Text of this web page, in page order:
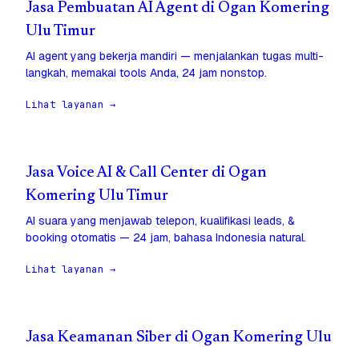
Jasa Pembuatan AI Agent di Ogan Komering
Ulu Timur
AI agent yang bekerja mandiri — menjalankan tugas multi-
langkah, memakai tools Anda, 24 jam nonstop.
Lihat layanan →
Jasa Voice AI & Call Center di Ogan
Komering Ulu Timur
AI suara yang menjawab telepon, kualifikasi leads, &
booking otomatis — 24 jam, bahasa Indonesia natural.
Lihat layanan →
Jasa Keamanan Siber di Ogan Komering Ulu